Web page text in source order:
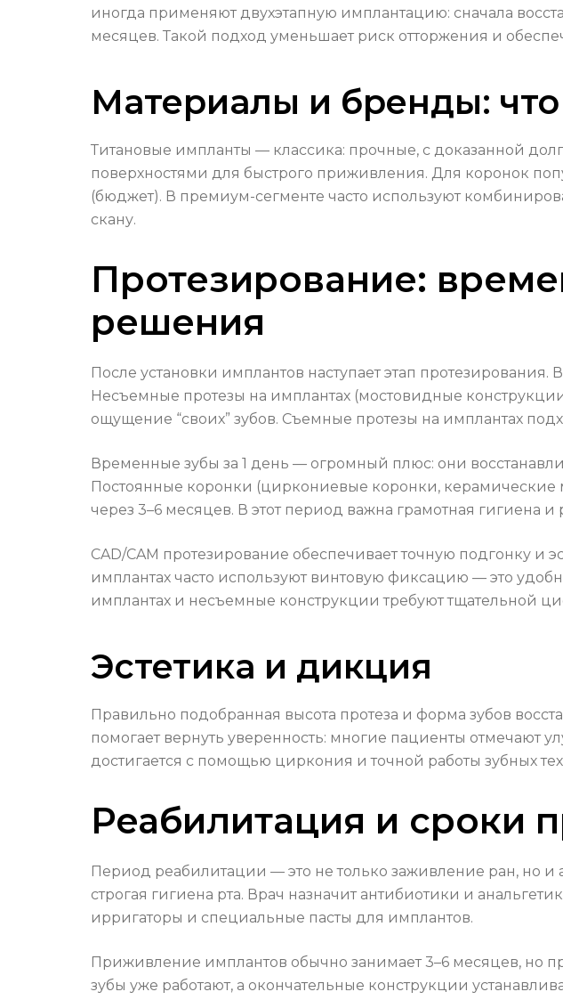
иногда применяют двухэтапную имплантацию: сначала
месяцев. Такой подход уменьшает риск отторжения и
Материалы и бренды:
Титановые импланты — классика: прочные, с доказанной
поверхностями для быстрого приживления. Для коронок
(бюджет). В премиум-сегменте часто используют
скану.
Протезирование:
решения
После установки имплантов наступает этап
Несъемные протезы на имплантах (мостовидные
ощущение “своих” зубов. Съемные протезы на имплантах
Временные зубы за 1 день — огромный плюс: они
Постоянные коронки (циркониевые коронки,
через 3–6 месяцев. В этот период важна грамотная гигиена
CAD/CAM протезирование обеспечивает точную подгонку и
имплантах часто используют винтовую фиксацию — это
имплантах и несъемные конструкции требуют тщательной
Эстетика и дикция
Правильно подобранная высота протеза и форма зубов
помогает вернуть уверенность: многие пациенты отмечают
достигается с помощью циркония и точной работы зубных
Реабилитация и сроки
Период реабилитации — это не только заживление ран, но
строгая гигиена рта. Врач назначит антибиотики и
ирригаторы и специальные пасты для имплантов.
Приживление имплантов обычно занимает 3–6 месяцев, но
зубы уже работают, а окончательные конструкции